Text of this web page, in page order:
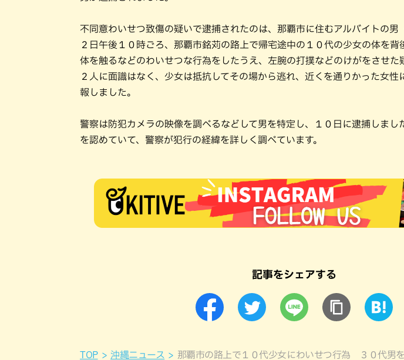
不同意わいせつ致傷の疑いで逮捕されたのは、那覇市に住むアルバイトの男
２日午後１０時ごろ、那覇市銘苅の路上で帰宅途中の１０代の少女の体を背
体を触るなどのわいせつな行為をしたうえ、左腕の打撲などのけがをさせた
２人に面識はなく、少女は抵抗してその場から逃れ、近くを通りかった女性
報しました。
警察は防犯カメラの映像を調べるなどして男を特定し、１０日に逮捕しまし
を認めていて、警察が犯行の経緯を詳しく調べています。
記事をシェアする
TOP 沖縄ニュース
那覇市の路上で１０代少女にわいせつ行為 ３０代男